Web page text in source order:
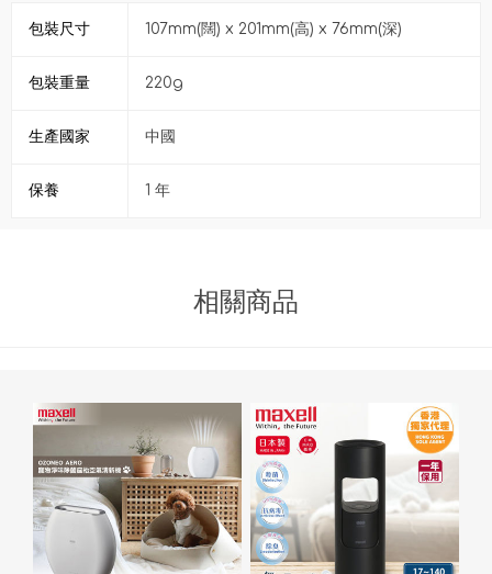
包裝尺寸 107mm(闊) x 201mm(高) x 76mm(深)
包裝重量 220g
生產國家 中國
保養 1 年
相關商品